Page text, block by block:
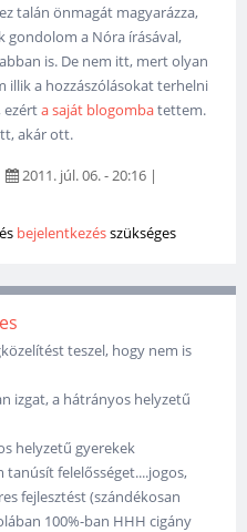
talán önmagát magyarázza,
gondolom a Nóra írásával,
is. De nem itt, mert olyan
illik a hozzászólásokat terhelni
ezérta saját blogombatettem.
akár ott.
2011. júl. 06. - 20:16 |
és bejelentkezésszükséges
teszel, hogy nem is
izgat, a hátrányos helyzetű
helyzetű gyerekek
felelősséget....jogos,
fejlesztést (szándékosan
100%-ban HHH cigány